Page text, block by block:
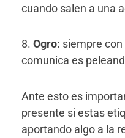
cuando salen a una
8. Ogro: siempre
comunica es
Ante esto es
presente si estas
aportando algo a la